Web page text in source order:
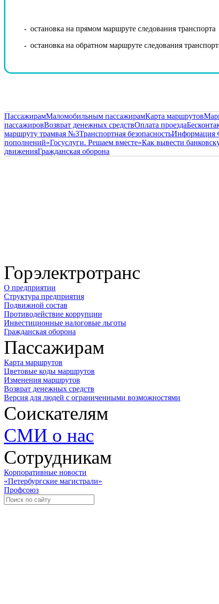
- остановка на прямом маршруте следования транспорта
- остановка на обратном маршруте следования
ПассажирамМаломобильным пассажирамКарта маршрутов
пассажировВозврат денежных средствОплата проезда
маршруту трамвая №3Транспортная безопасностьИнформация
пополнений«Госуслуги. Решаем вместе»Как вывести
движенияГражданская оборона
Горэлектротранс
О предприятии
Структура предприятия
Подвижной состав
Противодействие коррупции
Инвестиционные налоговые льготы
Гражданская оборона
Пассажирам
Карта маршрутов
Цветовые коды маршрутов
Изменения маршрутов
Возврат денежных средств
Версия для людей с ограниченными возможностями
Соискателям
СМИ о нас
Сотрудникам
Корпоративные новости
«Петербургские магистрали»
Профсоюз